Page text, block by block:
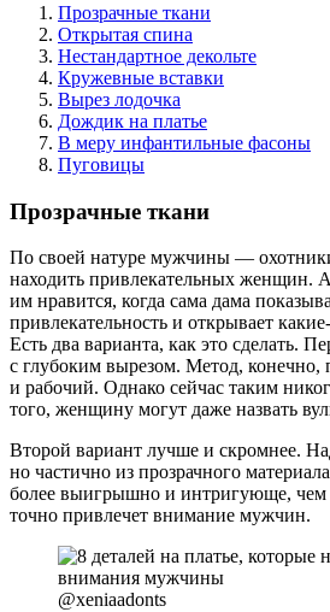
Прозрачные ткани
Открытая спина
Нестандартное декольте
Кружевные вставки
Вырез лодочка
Дождик на платье
В меру инфантильные фасоны
Пуговицы
Прозрачные ткани
По своей натуре мужчины —
находить привлекательных женщин.
им нравится, когда сама дама
привлекательность и открывает
Есть два варианта, как это сделать.
с глубоким вырезом. Метод, конечно,
и рабочий. Однако сейчас таким
того, женщину могут даже назвать
Второй вариант лучше и скромнее.
но частично из прозрачного
более выигрышно и интригующе, чем
точно привлечет внимание мужчин.
@xeniaadonts